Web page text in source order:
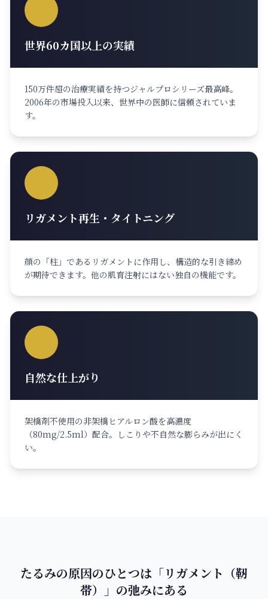
世界60カ国以上の実績
150万件超の治療実績を持つジャルプロシリーズ最高峰。
2006年の市場投入以来、世界中の医師に信頼されていま
す。
リガメント再生・タイトニング
顔の「柱」であるリガメントに作用し、構造的な引き締め
が期待できます。他の肌育注射にはない独自の機能です。
自然な仕上がり
架橋剤不使用の非架橋ヒアルロン酸を高濃度
（80mg/2.5ml）配合。しこりや不自然な膨らみが出にく
い。
たるみの原因のひとつは「リガメント（靭
帯）」の弛みにある